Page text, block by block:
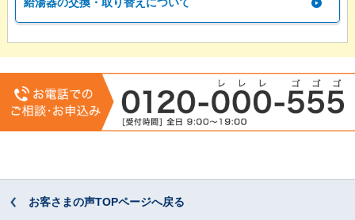
給湯器の交換・取り替えについて
お客さまの声TOPページへ戻る